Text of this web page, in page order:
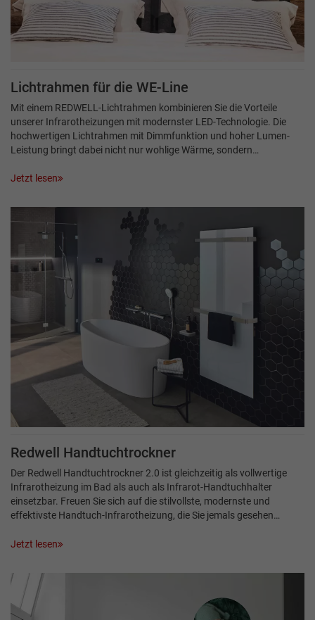
Lichtrahmen für die WE-Line
Mit einem REDWELL-Lichtrahmen kombinieren Sie die Vorteile
unserer Infrarotheizungen mit modernster LED-Technologie. Die
hochwertigen Lichtrahmen mit Dimmfunktion und hoher Lumen-
Leistung bringt dabei nicht nur wohlige Wärme, sondern…
Jetzt lesen
Redwell Handtuchtrockner
Der Redwell Handtuchtrockner 2.0 ist gleichzeitig als vollwertige
Infrarotheizung im Bad als auch als Infrarot-Handtuchhalter
einsetzbar. Freuen Sie sich auf die stilvollste, modernste und
effektivste Handtuch-Infrarotheizung, die Sie jemals gesehen…
Jetzt lesen